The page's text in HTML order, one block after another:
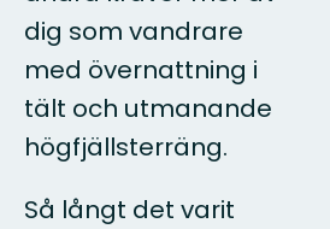
dig som vandrare
med övernattning i
tält och utmanande
högfjällsterräng.
Så långt det varit